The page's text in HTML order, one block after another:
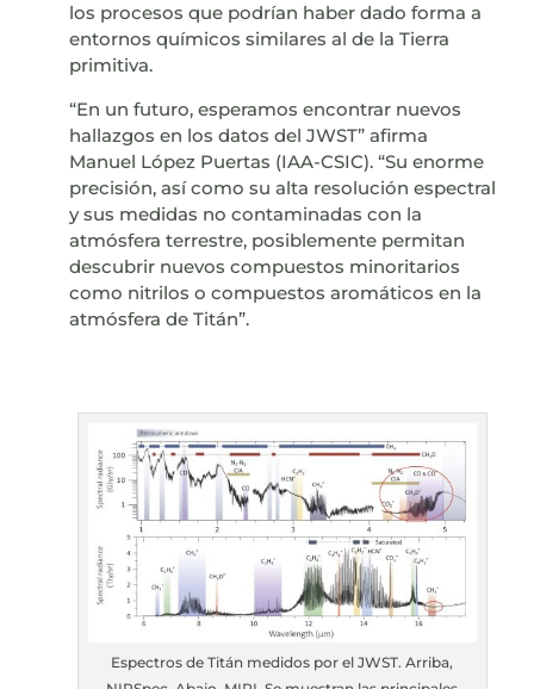
los procesos que podrían haber dado forma a
entornos químicos similares al de la Tierra
primitiva.
“En un futuro, esperamos encontrar nuevos
hallazgos en los datos del JWST” afirma
Manuel López Puertas (IAA-CSIC). “Su enorme
precisión, así como su alta resolución espectral
y sus medidas no contaminadas con la
atmósfera terrestre, posiblemente permitan
descubrir nuevos compuestos minoritarios
como nitrilos o compuestos aromáticos en la
atmósfera de Titán”.
Espectros de Titán medidos por el JWST. Arriba,